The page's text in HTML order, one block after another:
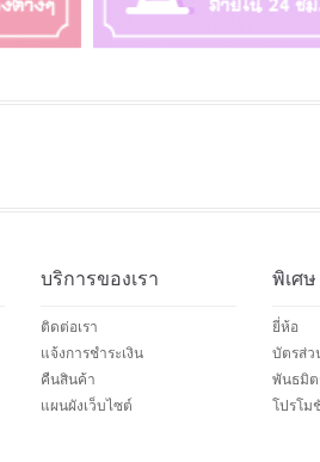
บริการของเรา
ติดต่อเรา
แจ้งการชำระเงิน
คืนสินค้า
แผนผังเว็บไซต์
พิเศษ
ยี่ห้อ
บัตรส่ว
พันธมิต
โปรโม